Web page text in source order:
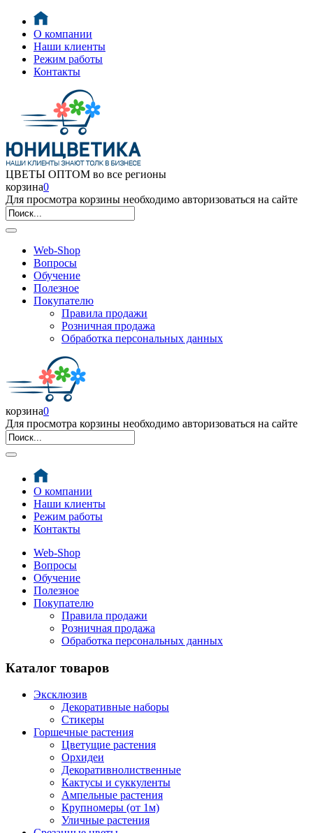
О компании
Наши клиенты
Режим работы
Контакты
ЦВЕТЫ ОПТОМ во все регионы
корзина0
Для просмотра корзины необходимо авторизоваться на сайте
Web-Shop
Вопросы
Обучение
Полезное
Покупателю
Правила продажи
Розничная продажа
Обработка персональных данных
корзина0
Для просмотра корзины необходимо авторизоваться на сайте
О компании
Наши клиенты
Режим работы
Контакты
Web-Shop
Вопросы
Обучение
Полезное
Покупателю
Правила продажи
Розничная продажа
Обработка персональных данных
Каталог товаров
Эксклюзив
Декоративные наборы
Стикеры
Горшечные растения
Цветущие растения
Орхидеи
Декоративнолиственные
Кактусы и суккуленты
Ампельные растения
Крупномеры (от 1м)
Уличные растения